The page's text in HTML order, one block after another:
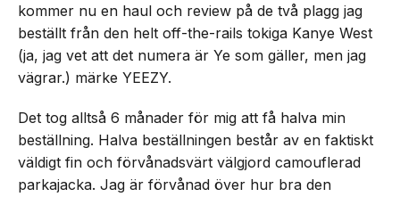
kommer nu en haul och review på de två plagg jag
beställt från den helt off-the-rails tokiga Kanye West
(ja, jag vet att det numera är Ye som gäller, men jag
vägrar.) märke YEEZY.
Det tog alltså 6 månader för mig att få halva min
beställning. Halva beställningen består av en faktiskt
väldigt fin och förvånadsvärt välgjord camouflerad
parkajacka. Jag är förvånad över hur bra den